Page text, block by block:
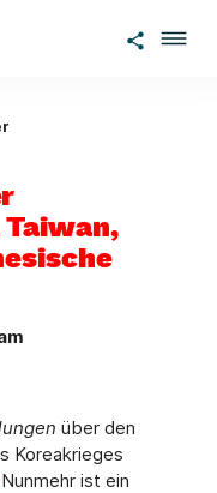
über den
Koreakrieges
Nunmehr ist ein